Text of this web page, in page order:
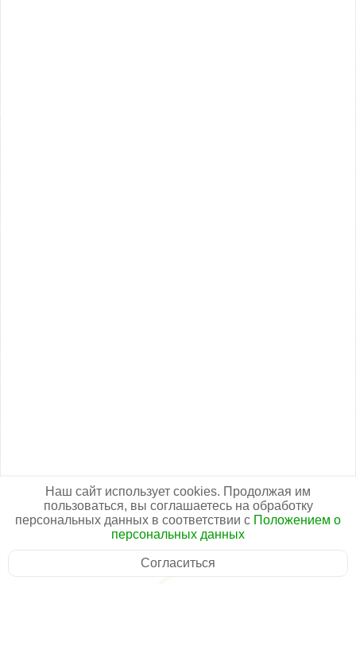
Наш сайт использует cookies. Продолжая им
пользоваться, вы соглашаетесь на обработку
персональных данных в соответствии с Положением о
персональных данных
Согласиться